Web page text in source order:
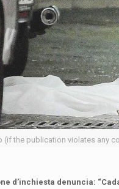
(if the publication violates any
d’inchiesta denuncia: